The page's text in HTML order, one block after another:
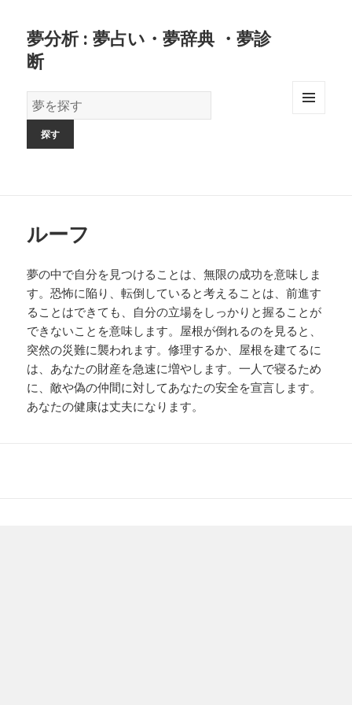
夢分析 : 夢占い・夢辞典 ・夢診
断
夢
の
ルーフ
夢の中で自分を見つけることは、無限の成功を意味しま
す。恐怖に陥り、転倒していると考えることは、前進す
ることはできても、自分の立場をしっかりと握ることが
できないことを意味します。屋根が倒れるのを見ると、
突然の災難に襲われます。修理するか、屋根を建てるに
は、あなたの財産を急速に増やします。一人で寝るため
に、敵や偽の仲間に対してあなたの安全を宣言します。
あなたの健康は丈夫になります。